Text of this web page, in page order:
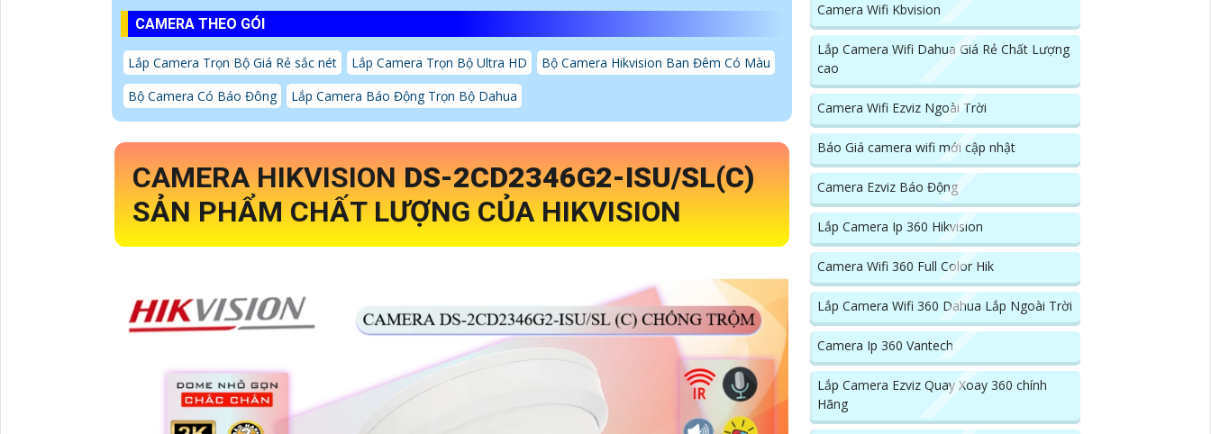
CAMERA THEO GÓI
Lắp Camera Trọn Bộ Giá Rẻ sắc nét Lắp Camera Trọn Bộ Ultra HD
Bộ Camera Hikvision Ban Đêm Có Màu
Bộ Camera Có Báo Đông
Lắp Camera Báo Động Trọn Bộ Dahua
CAMERA HIKVISION DS-2CD2346G2-ISU/SL(C)
SẢN PHẨM CHẤT LƯỢNG CỦA HIKVISION
Camera Wifi Kbvision
Lắp Camera Wifi Dahua Giá Rẻ Chất Lượng
cao
Camera Wifi Ezviz Ngoài Trời
Báo Giá camera wifi mới cập nhật
Camera Ezviz Báo Động
Lắp Camera Ip 360 Hikvision
Camera Wifi 360 Full Color Hik
Lắp Camera Wifi 360 Dahua Lắp Ngoài Trời
Camera Ip 360 Vantech
Lắp Camera Ezviz Quay Xoay 360 chính
Hãng